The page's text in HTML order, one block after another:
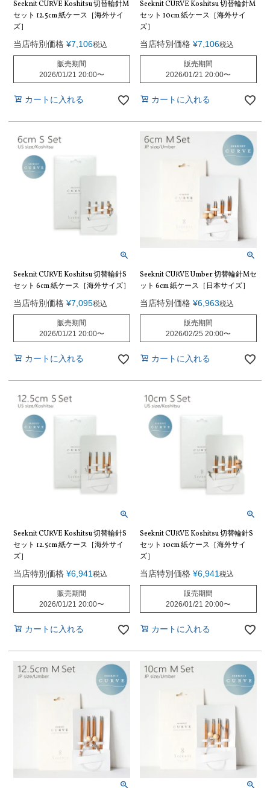
Seeknit CURVE Koshitsu 切替輪針M
セット 12.5cm 紙ケース［海外サイ
ズ］
当店特別価格 ¥7,106税込
販売期間
2026/01/21 20:00〜
カートに入れる
Seeknit CURVE Koshitsu 切替輪針M
セット 10cm 紙ケース［海外サイ
ズ］
当店特別価格 ¥7,106税込
販売期間
2026/01/21 20:00〜
カートに入れる
Seeknit CURVE Koshitsu 切替輪針S
セット 6cm 紙ケース［海外サイズ］
当店特別価格 ¥7,095税込
販売期間
2026/01/21 20:00〜
カートに入れる
Seeknit CURVE Umber 切替輪針Mセ
ット 6cm 紙ケース［日本サイズ］
当店特別価格 ¥6,963税込
販売期間
2026/02/25 20:00〜
カートに入れる
Seeknit CURVE Koshitsu 切替輪針S
セット 12.5cm 紙ケース［海外サイ
ズ］
当店特別価格 ¥6,941 税込
販売期間
2026/01/21 20:00〜
カートに入れる
Seeknit CURVE Koshitsu 切替輪針S
セット 10cm 紙ケース［海外サイ
ズ］
当店特別価格 ¥6,941 税込
販売期間
2026/01/21 20:00〜
カートに入れる